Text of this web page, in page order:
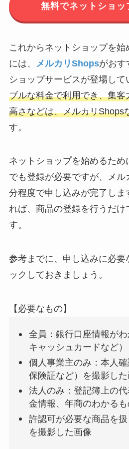
無料でネットショッ
これからネットショップを
には、
メルカリShopsがおす
ショップサービスが登場して
ブルな料金で利用でき、集客
高さなどは、メルカリShops
す。
ネットショップを始めるため
でも登録が必要ですが、メ
分程度で申し込みが完了しま
れば、商品の登録を行うだけ
す。
参考までに、申し込みに必要
ックしておきましょう。
【必要なもの】
全員：銀行口座情報が
キャッシュカードなど）
個人事業主のみ：本人確
保険証など）を撮影した
法人のみ：登記簿上の
金情報、年商のわかる
許認可が必要な商品を
を撮影した画像